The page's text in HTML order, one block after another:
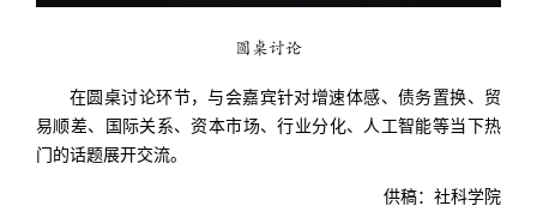
圆桌讨论
在圆桌讨论环节，与会嘉宾针对增速体感、债务置换、贸
易顺差、国际关系、资本市场、行业分化、人工智能等当下热
门的话题展开交流。
供稿：社科学院